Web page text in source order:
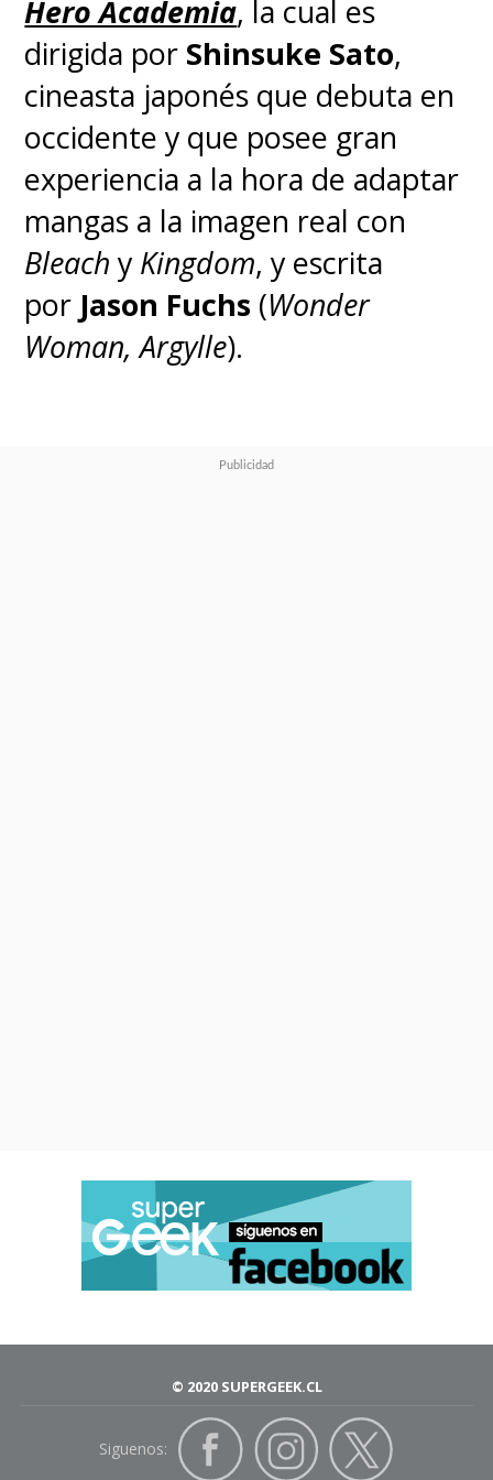
Hero Academia, la cual es
dirigida por Shinsuke Sato,
cineasta japonés que debuta en
occidente y que posee gran
experiencia a la hora de adaptar
mangas a la imagen real con
Bleach y Kingdom, y escrita
por Jason Fuchs (Wonder
Woman, Argylle).
© 2020 SUPERGEEK.CL
Siguenos: